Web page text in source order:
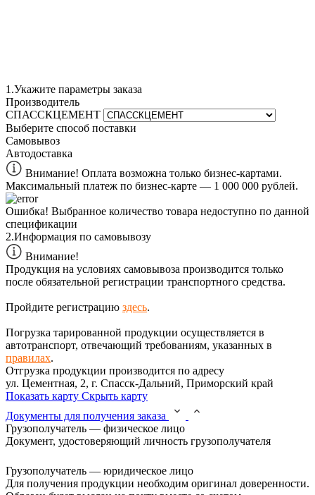
1.Укажите параметры заказа
Производитель
СПАССКЦЕМЕНТ
Выберите способ поставки
Самовывоз
Автодоставка
Внимание! Оплата возможна только бизнес-картами.
Максимальный платеж по бизнес-карте — 1 000 000 рублей.
Ошибка! Выбранное количество товара недоступно по данной
спецификации
2.Информация по самовывозу
Внимание!
Продукция на условиях самовывоза производится только
после обязательной регистрации транспортного средства.
Пройдите регистрацию здесь.
Погрузка тарированной продукции осуществляется в
автотранспорт, отвечающий требованиям, указанных в
правилах.
Отгрузка продукции производится по адресу
ул. Цементная, 2, г. Спасск-Дальний, Приморский край
Показать карту Скрыть карту
Документы для получения заказа
Грузополучатель — физическое лицо
Документ, удостоверяющий личность грузополучателя
Грузополучатель — юридическое лицо
Для получения продукции необходим оригинал доверенности.